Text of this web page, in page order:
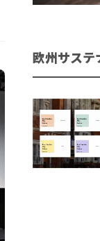
欧州サステ